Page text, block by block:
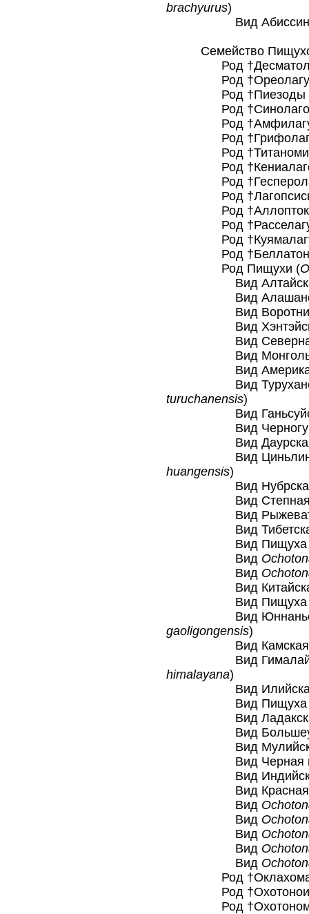
brachyurus)
Вид
Семейство
Род
Род
Род †Пиезоды
Род
Род
Род
Род
Род
Род
Род
Род
Род
Род
Род
Род Пищухи (
Вид Алтайская
Вид Алашанская
Вид
Вид
Вид Северная
Вид
Вид
Вид
turuchanensis)
Вид
Вид
Вид Даурская
Вид
huangensis)
Вид Нубрская
Вид Степная
Вид Рыжеватая
Вид Тибетская
Вид Пищуха
Вид
Вид
Вид Китайская
Вид Пищуха
Вид
gaoligongensis)
Вид Камская
Вид
himalayana)
Вид Илийская
Вид Пищуха
Вид Ладакская
Вид
Вид Мулийская
Вид Черная
Вид Индийская
Вид Красная
Вид
Вид
Вид
Вид
Вид
Род
Род
Род